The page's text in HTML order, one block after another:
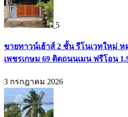
5
ขายทาวน์เฮ้าส์ 2 ชั้น รีโนเวทใหม่
เพชรเกษม 69 ติดถนนเมน ฟรีโอน
3 กรกฎาคม 2026